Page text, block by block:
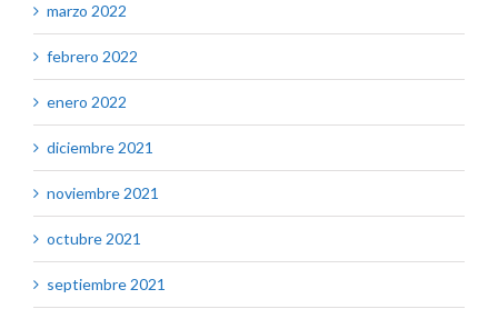
marzo 2022
febrero 2022
enero 2022
diciembre 2021
noviembre 2021
octubre 2021
septiembre 2021